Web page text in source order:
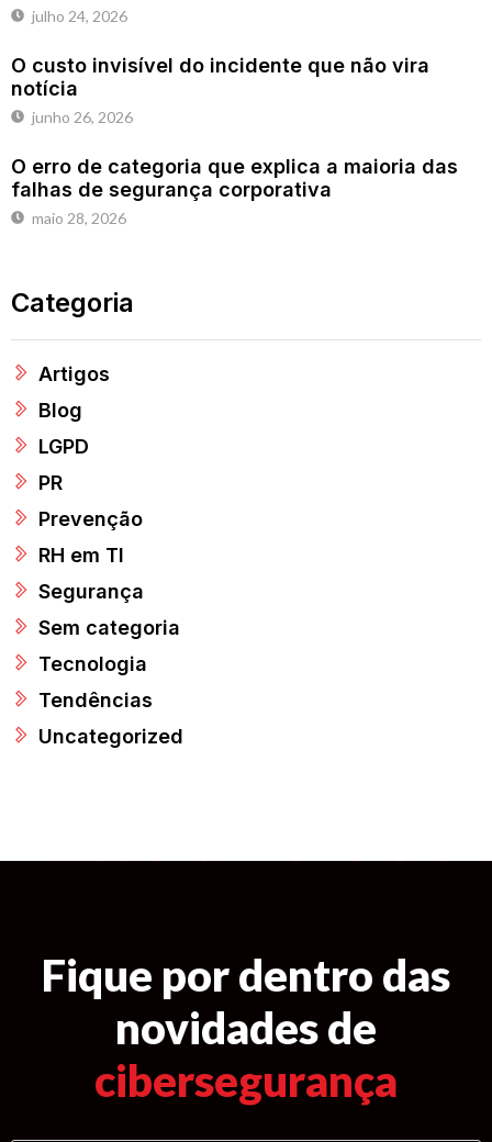
julho 24, 2026
O custo invisível do incidente que não vira
notícia
junho 26, 2026
O erro de categoria que explica a maioria das
falhas de segurança corporativa
maio 28, 2026
Categoria
Artigos
Blog
LGPD
PR
Prevenção
RH em TI
Segurança
Sem categoria
Tecnologia
Tendências
Uncategorized
Fique por dentro das
novidades de
cibersegurança